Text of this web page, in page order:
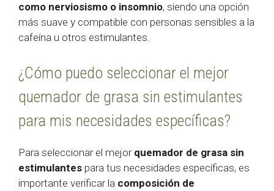
como nerviosismo o insomnio, siendo una opción
más suave y compatible con personas sensibles a la
cafeína u otros estimulantes.
¿Cómo puedo seleccionar el mejor
quemador de grasa sin estimulantes
para mis necesidades específicas?
Para seleccionar el mejor quemador de grasa sin
estimulantes para tus necesidades específicas, es
importante verificar la composición de